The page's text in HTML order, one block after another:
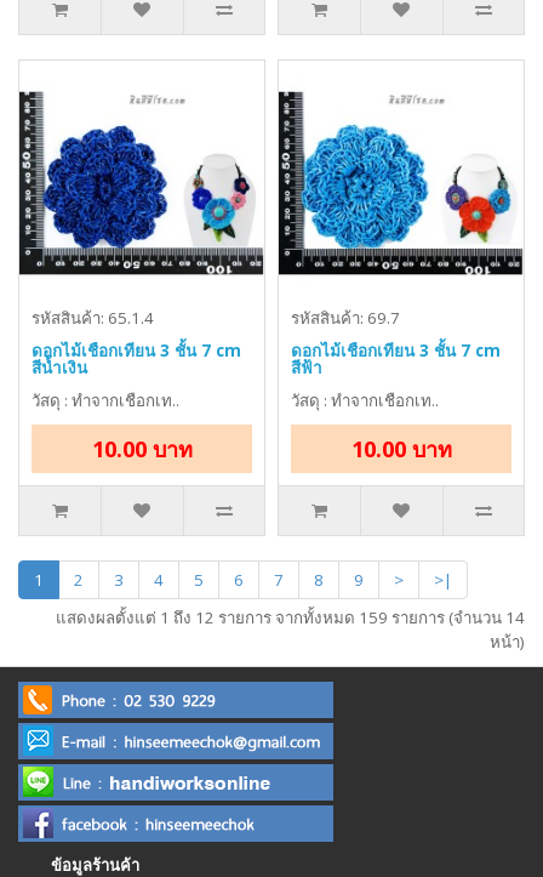
รหัสสินค้า: 65.1.4
ดอกไม้เชือกเทียน 3 ชั้น 7 cm
สีน้ำเงิน
วัสดุ : ทำจากเชือกเท..
10.00 บาท
รหัสสินค้า: 69.7
ดอกไม้เชือกเทียน 3 ชั้น 7 cm
สีฟ้า
วัสดุ : ทำจากเชือกเท..
10.00 บาท
1 2 3 4 5 6 7 8 9 >
>|
แสดงผลตั้งแต่ 1 ถึง 12 รายการ จากทั้งหมด 159 รายการ (จำนวน 14
หน้า)
ข้อมูลร้านค้า